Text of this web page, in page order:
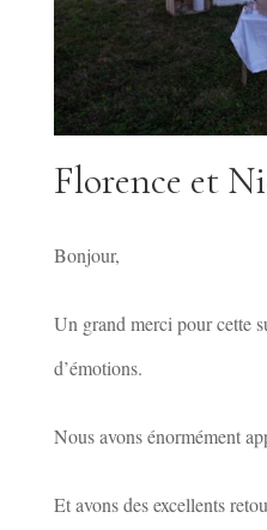
Florence et
Bonjour,
Un grand merci pour cette
d’émotions.
Nous avons énormément
Et avons des excellents